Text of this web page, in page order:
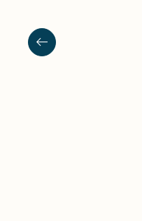
arrow_left_alt